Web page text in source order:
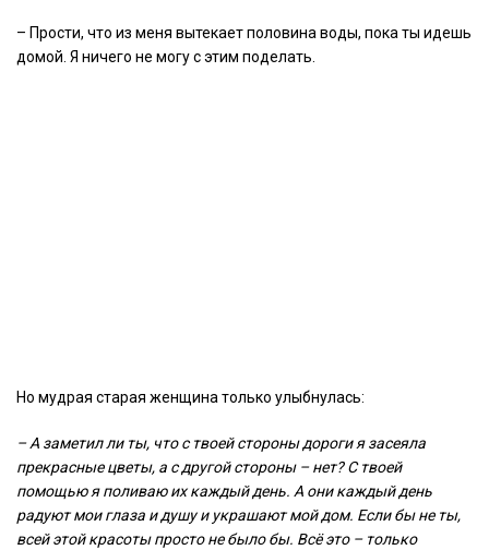
– Прости, что из меня вытекает половина воды, пока ты идешь
домой. Я ничего не могу с этим поделать.
Но мудрая старая женщина только улыбнулась:
– А заметил ли ты, что с твоей стороны дороги я засеяла
прекрасные цветы, а с другой стороны – нет? С твоей
помощью я поливаю их каждый день. А они каждый день
радуют мои глаза и душу и украшают мой дом. Если бы не ты,
всей этой красоты просто не было бы. Всё это – только